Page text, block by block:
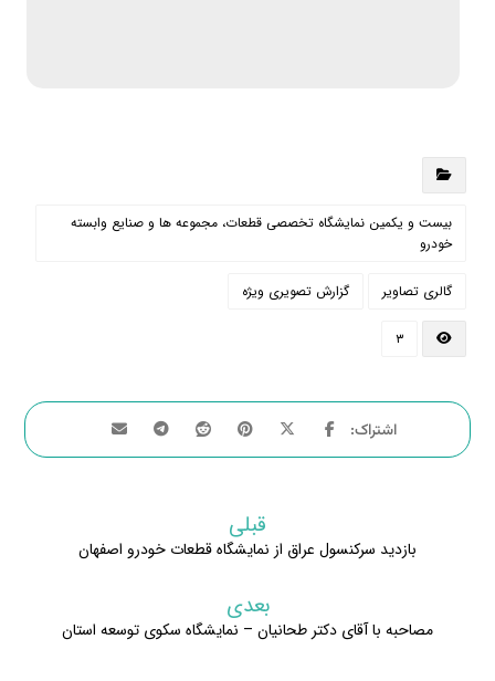
بیست و یکمین نمایشگاه تخصصی قطعات، مجموعه ها و صنایع وابسته
خودرو
گالری تصاویر گزارش تصویری ویژه
۳
قبلی
بازدید سرکنسول عراق از نمایشگاه قطعات خودرو اصفهان
بعدی
مصاحبه با آقای دکتر طحانیان – نمایشگاه سکوی توسعه استان